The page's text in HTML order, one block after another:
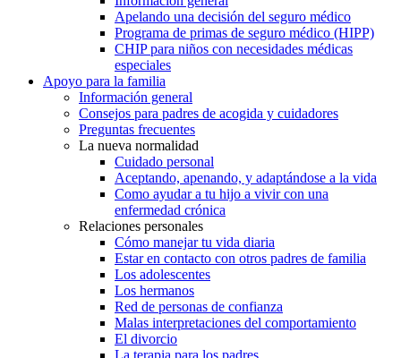
Apelando una decisión del seguro médico
Programa de primas de seguro médico (HIPP)
CHIP para niños con necesidades médicas
especiales
Apoyo para la familia
Información general
Consejos para padres de acogida y cuidadores
Preguntas frecuentes
La nueva normalidad
Cuidado personal
Aceptando, apenando, y adaptándose a la vida
Como ayudar a tu hijo a vivir con una
enfermedad crónica
Relaciones personales
Cómo manejar tu vida diaria
Estar en contacto con otros padres de familia
Los adolescentes
Los hermanos
Red de personas de confianza
Malas interpretaciones del comportamiento
El divorcio
La terapia para los padres